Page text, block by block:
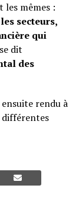
mêmes :
secteurs,
qui
dit
des
rendu à
différentes